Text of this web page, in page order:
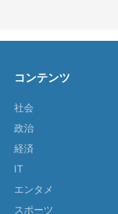
コンテンツ
社会
政治
経済
IT
エンタメ
スポーツ